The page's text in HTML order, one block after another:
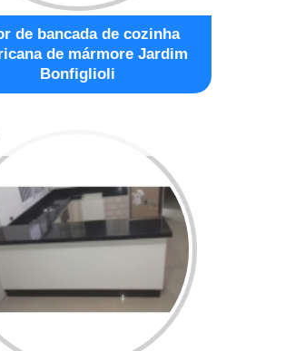
de bancada de cozinha
de mármore Jardim
Bonfiglioli